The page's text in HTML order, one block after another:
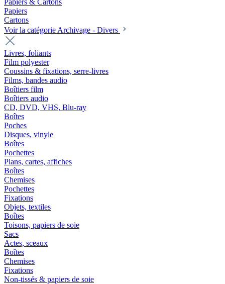
Papiers
Cartons
Voir la catégorie Archivage - Divers
Livres, foliants
Film polyester
Coussins & fixations, serre-livres
Films, bandes audio
Boîtiers film
Boîtiers audio
CD, DVD, VHS, Blu-ray
Boîtes
Poches
Disques, vinyle
Boîtes
Pochettes
Plans, cartes, affiches
Boîtes
Chemises
Pochettes
Fixations
Objets, textiles
Boîtes
Toisons, papiers de soie
Sacs
Actes, sceaux
Boîtes
Chemises
Fixations
Non-tissés & papiers de soie